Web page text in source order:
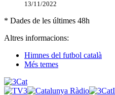
13/11/2022
* Dades de les últimes 48h
Altres informacions:
Himnes del futbol català
Més temes